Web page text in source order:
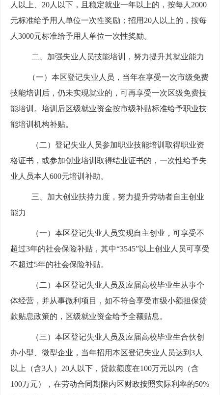
人以上、20人以下，且稳定就业一年以上的，按每人2000
元标准给予用人单位一次性奖励；招用20人以上的，按每
人3000元标准给予用人单位一次性奖励。
二、加强失业人员技能培训，努力提升其就业能力
（一）本区登记失业人员，当年在享受一次市级免费
技能培训后，仍未实现就业的，可再享受一次区级免费技
能培训。培训后区级就业资金按市级补贴标准给予职业技
能培训机构补贴。
（二）登记失业人员参加职业技能培训取得职业资
格证书，或参加创业培训取得结业证书的，一次性给予失
业人员本人600元培训补助。
三、加大创业扶持力度，努力提升劳动者自主创业
能力
（一） 本区登记失业人员实现自主创业，可享受不
超过3年的社会保险补贴，其中“3545”以上创业人员可享受
不超过5年的社会保险补贴。
（二） 本区登记失业人员及 应届高校毕业生从事个
体经营，并从事微利项目，如不符合享受市级小额担保贷
款贴息政策的，区级就业资金给予全额贴息。
（三）本区登记失业人员及 应届高校毕业生合伙创
办小型、微型企业 ， 当年招用本区登记失业人员达到3人
以上（含3人）20人以下，贷款额度在100万元以内（含
100万元），在劳动合同期限内区财政按照实际利率的50%